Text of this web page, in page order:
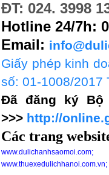
ĐT: 024. 3998
Hotline 24/7h:
Email:
Giấy phép kinh
số: 01-1008/2017
Đã đăng ký Bộ
>>> http://
Các trang
www.dulichanhsaomoi.com
www.thuexedulichhanoi.com.vn